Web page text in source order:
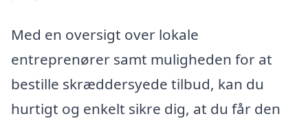
Med en oversigt over lokale
entreprenører samt muligheden for at
bestille skræddersyede tilbud, kan du
hurtigt og enkelt sikre dig, at du får den